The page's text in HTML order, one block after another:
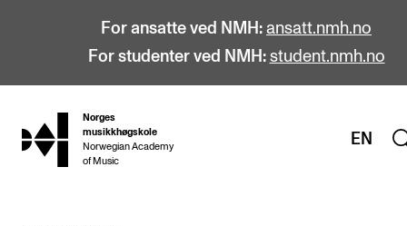
For ansatte ved NMH: ansatt.nmh.no
For studenter ved NMH: student.nmh.no
hjem
Norges
musikkhøgskole
Norwegian Academy
of Music
EN